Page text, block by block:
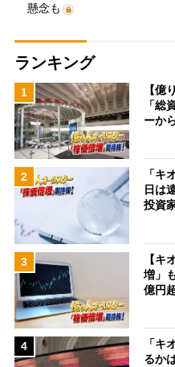
懸念も
ランキング
1
【億
「総
ーか
2
「キ
日は
投資
3
【キ
増」
億円
4
「キ
るか